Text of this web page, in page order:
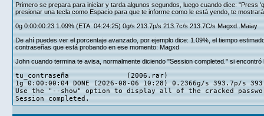
Primero se prepara para iniciar y tarda algunos segundos, luego cuando dice:
presionar una tecla como Espacio para que te informe como le está yendo, te
0g 0:00:00:23 1.09% (ETA: 04:24:25) 0g/s 213.7p/s 213.7c/s 213.7C/s Magxd..Maiay
De ahí puedes ver el porcentaje avanzado, por ejemplo dice: 1.09%, el tiempo
contraseñas que está probando en ese momento: Magxd
John cuando termina te avisa, normalmente diciendo "Session completed." si
tu_contraseña (2006.rar)
1g 0:00:00:04 DONE (2026-08-06 10:28) 0.2366g/s 393.7p/s
Use the "--show" option to display all of the cracked
Session completed.